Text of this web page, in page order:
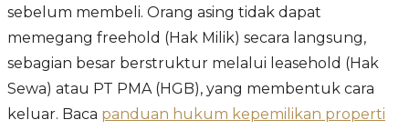
sebelum membeli. Orang asing tidak dapat
memegang freehold (Hak Milik) secara langsung,
sebagian besar berstruktur melalui leasehold (Hak
Sewa) atau PT PMA (HGB), yang membentuk cara
keluar. Baca panduan hukum kepemilikan properti